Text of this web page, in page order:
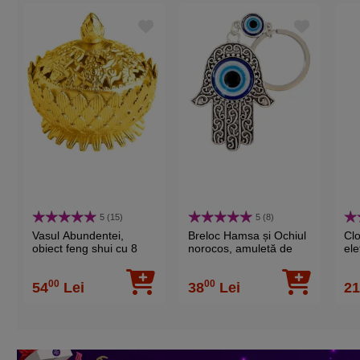
Zodiac chinezesc anual Amulete
Forma Floral
Piatra
5 (15)
Vasul Abundentei,
obiect feng shui cu 8
pentru sporire bani,
metal auriu
5400 Lei
5 (8)
Breloc Hamsa și Ochiul
norocos, amuletă de
3800 Lei 21